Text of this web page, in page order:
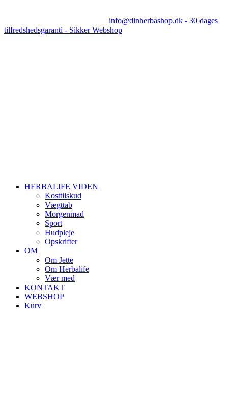
content
| info@dinherbashop.dk - 30 dages
tilfredshedsgaranti - Sikker Webshop
HERBALIFE VIDEN
Kosttilskud
Vægttab
Morgenmad
Sport
Hudpleje
Opskrifter
OM
Om Jette
Om Herbalife
Vær med
KONTAKT
WEBSHOP
Kurv